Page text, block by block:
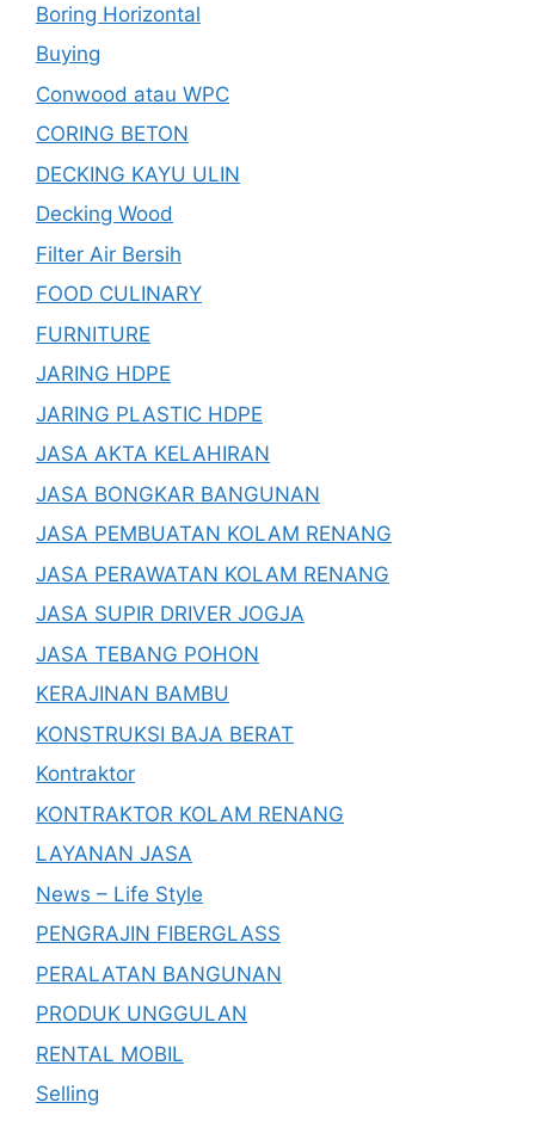
Boring Horizontal
Buying
Conwood atau WPC
CORING BETON
DECKING KAYU ULIN
Decking Wood
Filter Air Bersih
FOOD CULINARY
FURNITURE
JARING HDPE
JARING PLASTIC HDPE
JASA AKTA KELAHIRAN
JASA BONGKAR BANGUNAN
JASA PEMBUATAN KOLAM RENANG
JASA PERAWATAN KOLAM RENANG
JASA SUPIR DRIVER JOGJA
JASA TEBANG POHON
KERAJINAN BAMBU
KONSTRUKSI BAJA BERAT
Kontraktor
KONTRAKTOR KOLAM RENANG
LAYANAN JASA
News – Life Style
PENGRAJIN FIBERGLASS
PERALATAN BANGUNAN
PRODUK UNGGULAN
RENTAL MOBIL
Selling